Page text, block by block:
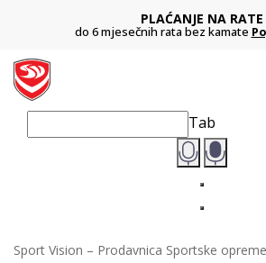
PLAĆANJE NA RATE
do 6 mjesečnih rata bez kamate
Tab
Sport Vision – Prodavnica Sportske